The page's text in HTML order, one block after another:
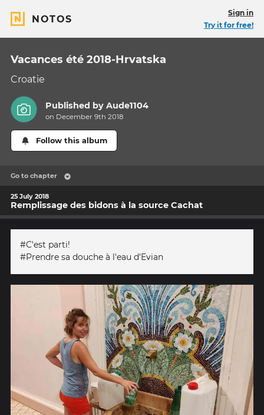
NOTOS
Sign in
Try it for free!
Vacances été 2018-Hrvatska
Croatie
Published byAude1104
on December 9th 2018
Follow this album
Go to chapter
25 July 2018
Remplissage des bidons à la source Cachat
#C'est parti!
#Prendre sa douche à l'eau d'Evian